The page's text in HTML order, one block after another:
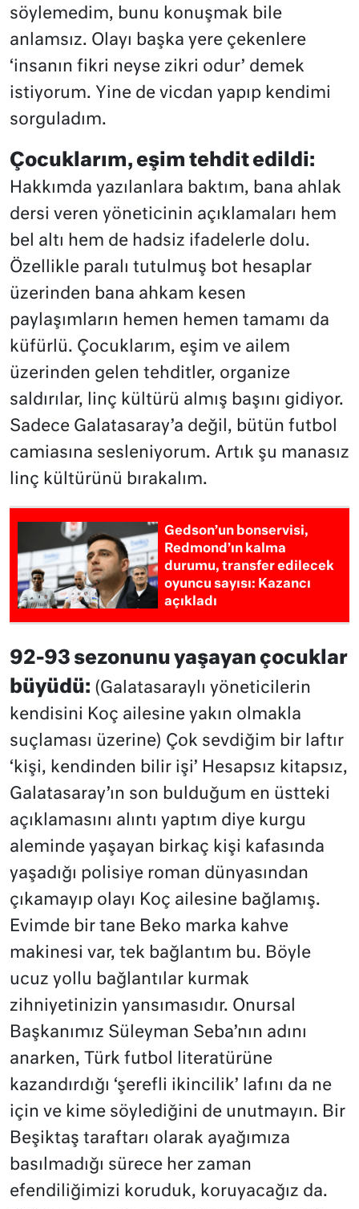
söylemedim, bunu konuşmak bile
anlamsız. Olayı başka yere çekenlere
‘insanın fikri neyse zikri odur’ demek
istiyorum. Yine de vicdan yapıp kendimi
sorguladım.
Çocuklarım, eşim tehdit edildi:
Hakkımda yazılanlara baktım, bana ahlak
dersi veren yöneticinin açıklamaları hem
bel altı hem de hadsiz ifadelerle dolu.
Özellikle paralı tutulmuş bot hesaplar
üzerinden bana ahkam kesen
paylaşımların hemen hemen tamamı da
küfürlü. Çocuklarım, eşim ve ailem
üzerinden gelen tehditler, organize
saldırılar, linç kültürü almış başını gidiyor.
Sadece Galatasaray’a değil, bütün futbol
camiasına sesleniyorum. Artık şu manasız
linç kültürünü bırakalım.
Gedson’un bonservisi,
Redmond’ın kalma
durumu, transfer edilecek
oyuncu sayısı: Kazancı
açıkladı
92-93 sezonunu yaşayan çocuklar
büyüdü: (Galatasaraylı yöneticilerin
kendisini Koç ailesine yakın olmakla
suçlaması üzerine) Çok sevdiğim bir laftır
‘kişi, kendinden bilir işi’ Hesapsız kitapsız,
Galatasaray’ın son bulduğum en üstteki
açıklamasını alıntı yaptım diye kurgu
aleminde yaşayan birkaç kişi kafasında
yaşadığı polisiye roman dünyasından
çıkamayıp olayı Koç ailesine bağlamış.
Evimde bir tane Beko marka kahve
makinesi var, tek bağlantım bu. Böyle
ucuz yollu bağlantılar kurmak
zihniyetinizin yansımasıdır. Onursal
Başkanımız Süleyman Seba’nın adını
anarken, Türk futbol literatürüne
kazandırdığı ‘şerefli ikincilik’ lafını da ne
için ve kime söylediğini de unutmayın. Bir
Beşiktaş taraftarı olarak ayağımıza
basılmadığı sürece her zaman
efendiliğimizi koruduk, koruyacağız da.